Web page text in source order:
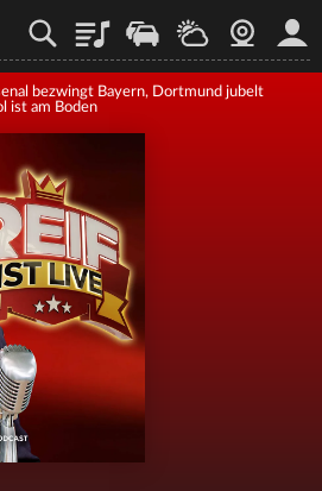
PlaylistStaupilotWetterWebcam
bezwingt Bayern, Dortmund jubelt
ist am Boden